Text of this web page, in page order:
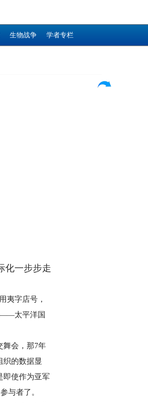
生物战争 学者专栏
化一步步走
夷字店号，
——太平洋国
舞会，那7年
织的数据显
即使作为亚军
与者了。